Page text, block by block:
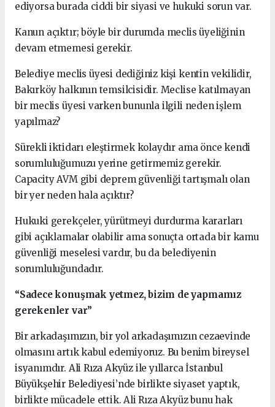
ediyorsa burada ciddi bir siyasi ve hukuki sorun var.
Kanun açıktır; böyle bir durumda meclis üyeliğinin
devam etmemesi gerekir.
Belediye meclis üyesi dediğiniz kişi kentin vekilidir,
Bakırköy halkının temsilcisidir. Meclise katılmayan
bir meclis üyesi varken bununla ilgili neden işlem
yapılmaz?
Sürekli iktidarı eleştirmek kolaydır ama önce kendi
sorumluluğumuzu yerine getirmemiz gerekir.
Capacity AVM gibi deprem güvenliği tartışmalı olan
bir yer neden hala açıktır?
Hukuki gerekçeler, yürütmeyi durdurma kararları
gibi açıklamalar olabilir ama sonuçta ortada bir kamu
güvenliği meselesi vardır, bu da belediyenin
sorumluluğundadır.
“Sadece konuşmak yetmez, bizim de yapmamız
gerekenler var”
Bir arkadaşımızın, bir yol arkadaşımızın cezaevinde
olmasını artık kabul edemiyoruz. Bu benim bireysel
isyanımdır. Ali Rıza Akyüz ile yıllarca İstanbul
Büyükşehir Belediyesi’nde birlikte siyaset yaptık,
birlikte mücadele ettik. Ali Rıza Akyüz bunu hak